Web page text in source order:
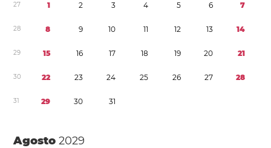
27 1 2 3 4 5 6 7
28 8 9 10 11 12 13 14
29 15 16 17 18 19 20 21
30 22 23 24 25 26 27 28
31 29 30 31
Agosto2029